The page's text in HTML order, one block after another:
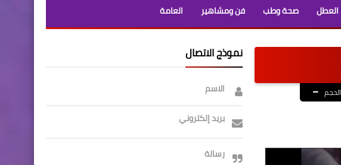
العطل صحة وطب فن ومشاهير العامة
الحجم
نموذج الاتصال
الاسم
بريد إلكتروني
رسالة